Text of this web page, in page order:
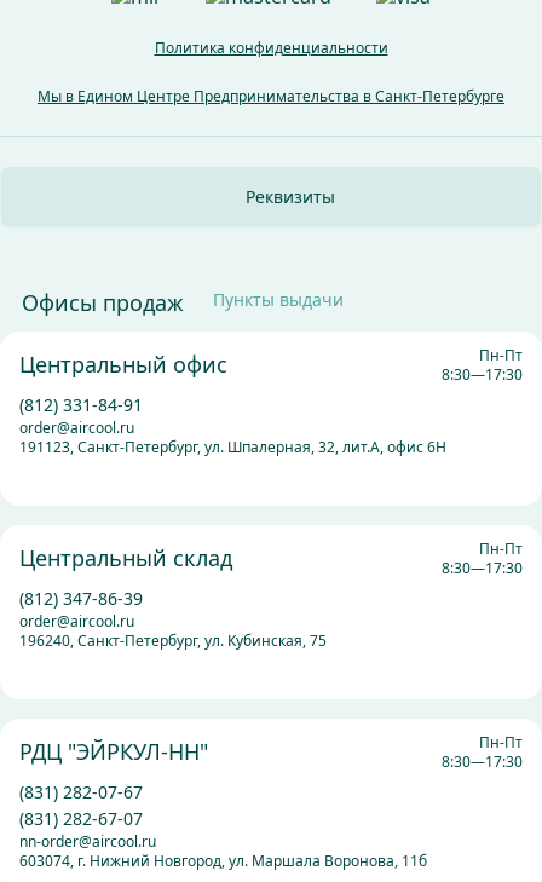
Мы в Едином Центре Предпринимательства в Санкт-Петербурге
Политика конфиденциальности
Офисы продаж Пункты выдачи
Реквизиты
Центральный офис
Пн-Пт
8:30—17:30
(812) 331-84-91
order@aircool.ru
191123, Санкт-Петербург, ул. Шпалерная, 32, лит.А, офис 6Н
Центральный склад
Пн-Пт
8:30—17:30
(812) 347-86-39
order@aircool.ru
196240, Санкт-Петербург, ул. Кубинская, 75
РДЦ "ЭЙРКУЛ-НН"
Пн-Пт
8:30—17:30
(831) 282-07-67
(831) 282-67-07
nn-order@aircool.ru
603074, г. Нижний Новгород, ул. Маршала Воронова, 11б